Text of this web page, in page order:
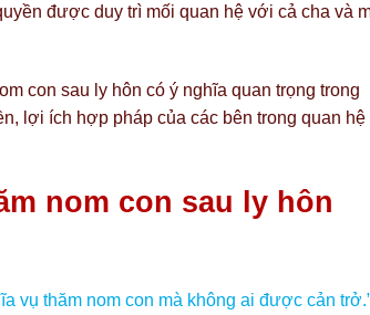
được duy trì mối quan hệ với cả cha và
con sau ly hôn có ý nghĩa quan trọng trong
lợi ích hợp pháp của các bên trong quan hệ
nom con sau ly hôn
vụ thăm nom con mà không ai được cản